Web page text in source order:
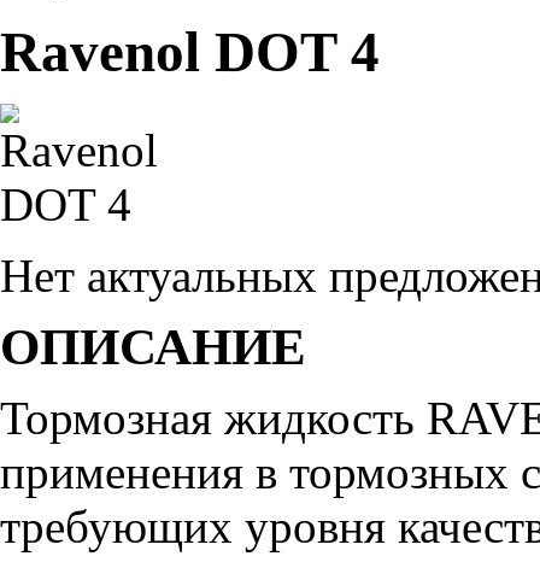
Ravenol DOT 4
Нет актуальных
ОПИСАНИЕ
Тормозная жидкость
применения в тормозных
требующих уровня